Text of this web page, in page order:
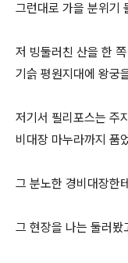
그런대로 가을 분위기
저 빙둘러친 산을 한
기슭 평원지대에 왕궁
저기서 필리포스는 주
비대장 마누라까지 품
그 분노한 경비대장한
그 현장을 나는 둘러봤